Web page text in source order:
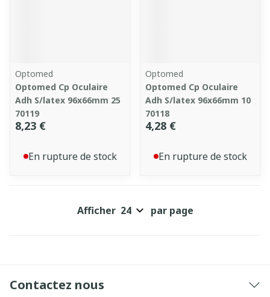
Optomed
Optomed Cp Oculaire
Adh S/latex 96x66mm 25
70119
8,23 €
En rupture de stock
Optomed
Optomed Cp Oculaire
Adh S/latex 96x66mm 10
70118
4,28 €
En rupture de stock
Afficher par page
Contactez nous